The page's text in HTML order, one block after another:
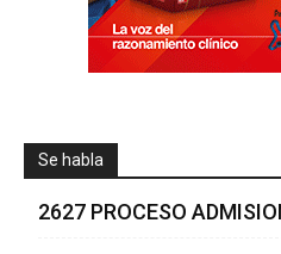
Se habla
2627 PROCESO